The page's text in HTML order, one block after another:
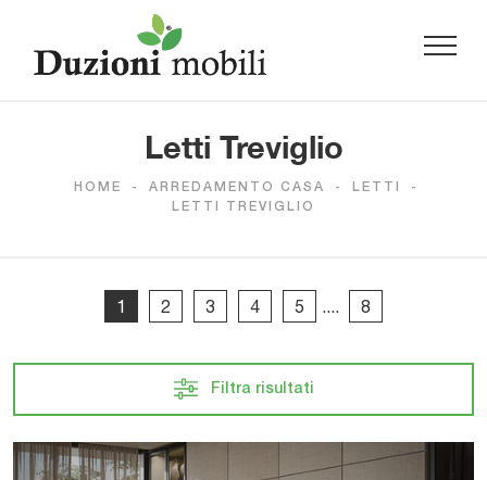
Letti Treviglio
HOME - ARREDAMENTO CASA - LETTI
-
LETTI TREVIGLIO
1 2 3 4 5 .... 8
Filtra risultati